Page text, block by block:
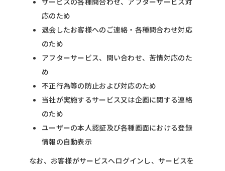
応のため
退会したお客様へのご連絡・各種問合わせ対応
のため
アフターサービス、問い合わせ、苦情対応のた
め
不正行為等の防止および対応のため
当社が実施するサービス又は企画に関する連絡
のため
ユーザーの本人認証及び各種画面における登録
情報の自動表示
なお、お客様がサービスへログインし、サービスを